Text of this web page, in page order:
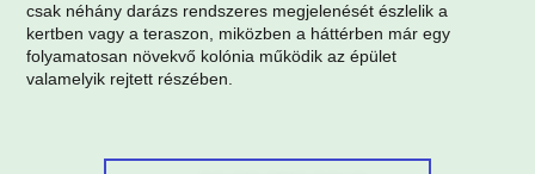
csak néhány darázs rendszeres megjelenését észlelik a
kertben vagy a teraszon, miközben a háttérben már egy
folyamatosan növekvő kolónia működik az épület
valamelyik rejtett részében.